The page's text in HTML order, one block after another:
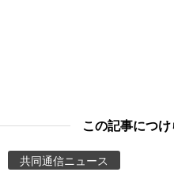
この記事につ
共同通信ニュース